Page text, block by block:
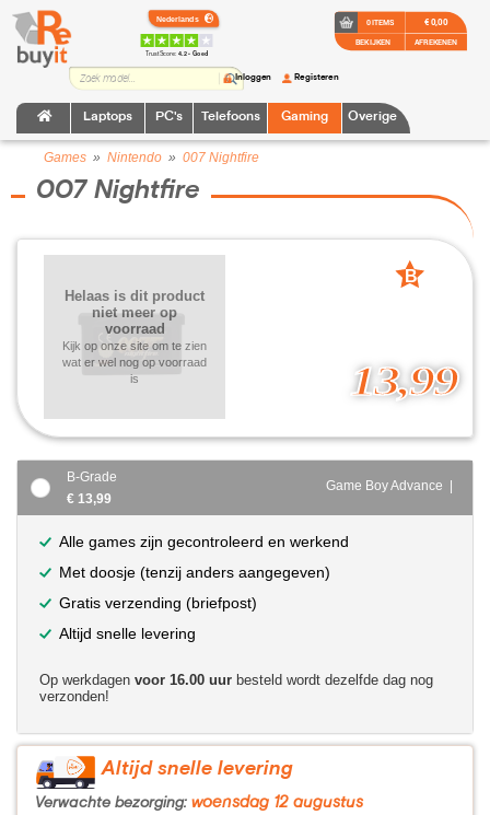
TrustScore:4.2 • Goed
Laptops PC's Telefoons Gaming Overige
Inloggen Registeren
0 ITEMS
BEKIJKEN
€ 0,00
AFREKENEN
Games » Nintendo » 007 Nightfire
007 Nightfire
13,99
Helaas is dit product
niet meer op
voorraad
Kijk op onze site om te zien
wat er wel nog op voorraad
is
B
B-Grade
€ 13,99
Game Boy Advance |
Alle games zijn gecontroleerd en werkend
Met doosje (tenzij anders aangegeven)
Gratis verzending (briefpost)
Altijd snelle levering
Op werkdagen voor 16.00 uur besteld wordt dezelfde dag nog
verzonden!
Altijd snelle levering
Verwachte bezorging: woensdag 12 augustus